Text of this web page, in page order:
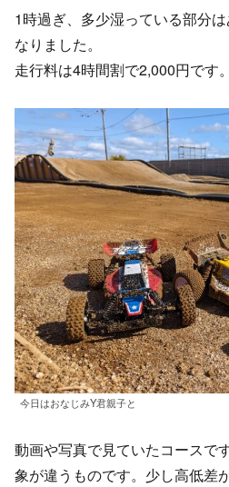
1時過ぎ、多少湿っている部分
なりました。
走行料は4時間割で2,000円です。
今日はおなじみY君親子と
動画や写真で見ていたコースで
象が違うものです。少し高低差